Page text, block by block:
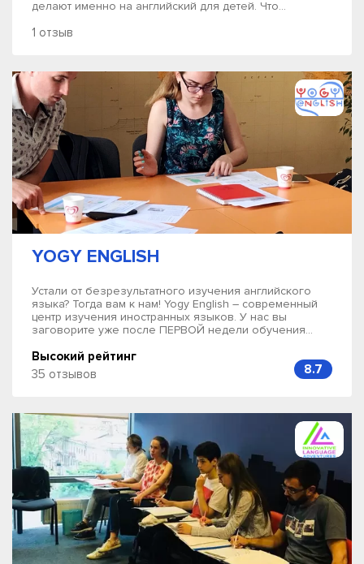
делают именно на английский для детей. Что...
1 отзыв
YOGY ENGLISH
Устали от безрезультатного изучения английского
языка? Тогда вам к нам! Yogy English – современный
центр изучения иностранных языков. У нас вы
заговорите уже после ПЕРВОЙ недели обучения...
Высокий рейтинг
35 отзывов
8.7